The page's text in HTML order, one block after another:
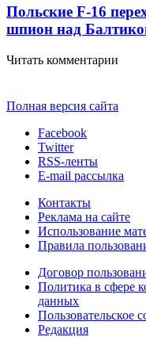
Польские F-16
шпион над
Читать комментарии
Полная версия сайта
Facebook
Twitter
RSS-ленты
E-mail рассылка
Контакты
Реклама на сайте
Использование
Правила
Договор
Политика в сфере
данных
Пользовательское
Редакция